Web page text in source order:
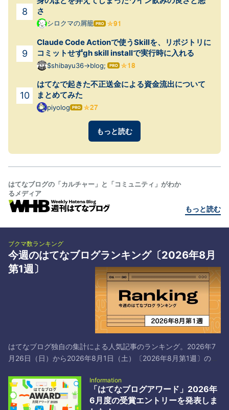
さ
シロクマの屑籠はて
ログ
Pro
Claude Code Actionで使うSkillを、リポジトリに
コミットせずgh skill installで実行時に入れる
$shibayu36->blog; はて
ログ
はてなで起きた不正送金による資金流出について
まとめてみた
piyologはて
もっと読む
はてなブログの「カルチャー」と「コミュニティ」がわか
るメディア
もっと読む
ブクマ数ランキング
今週のはてなブログランキング〔2026年8月
第1週〕
はてなブログ独自の集計による人気記事のランキング。2026年7
月26日（日）から2026年8月1日（土）〔2026年8月第1週〕のト
を受けよう…それはそれとして大腸がん検診を受けていても大腸
がんで死ぬことはある - NATROMのブログ by id:NATROM 2 理解
を手放さない - Shin x Blog by id:shin1x1 3 うまい催促は催促に
Information
「はてなブログアワード」2026年
6月度の受賞エントリーを発表しま